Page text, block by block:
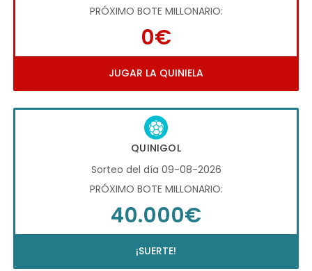
PRÓXIMO BOTE MILLONARIO:
0€
JUGAR LA QUINIELA
QUINIGOL
Sorteo del día 09-08-2026
PRÓXIMO BOTE MILLONARIO:
40.000€
¡SUERTE!